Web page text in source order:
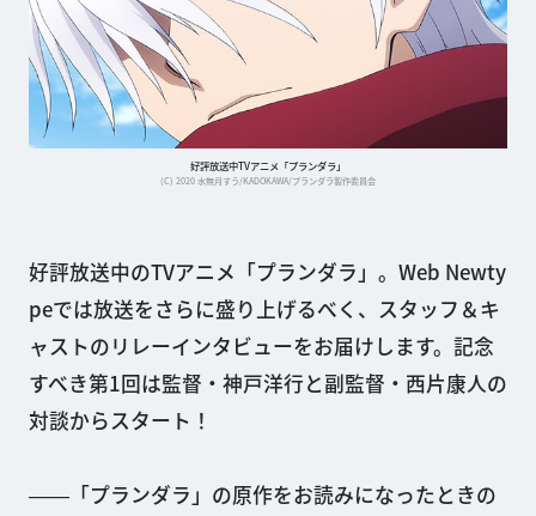
好評放送中TVアニメ「プランダラ」
(C) 2020 水無月すう/KADOKAWA/プランダラ製作委員会
好評放送中のTVアニメ「プランダラ」。Web Newty
peでは放送をさらに盛り上げるべく、スタッフ＆キ
ャストのリレーインタビューをお届けします。記念
すべき第1回は監督・神戸洋行と副監督・西片康人の
対談からスタート！
――「プランダラ」の原作をお読みになったときの